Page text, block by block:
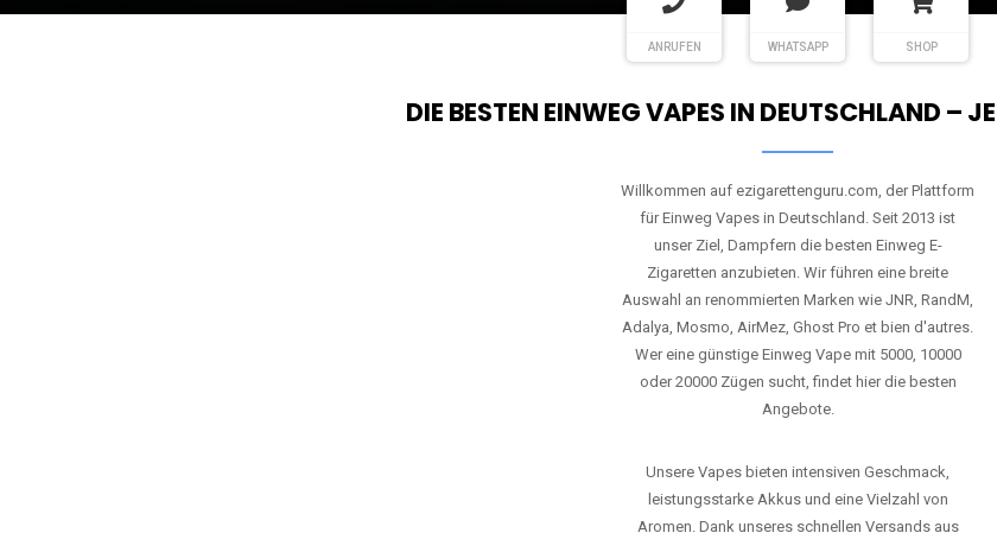
ANRUFEN WHATSAPP SHOP
DIE BESTEN EINWEG VAPES IN DEUTSCHLAND –
Willkommen auf ezigarettenguru.com, der Plattform
für Einweg Vapes in Deutschland. Seit 2013 ist
unser Ziel, Dampfern die besten Einweg E-
Zigaretten anzubieten. Wir führen eine breite
Auswahl an renommierten Marken wie JNR, RandM,
Adalya, Mosmo, AirMez, Ghost Pro et bien d'autres.
Wer eine günstige Einweg Vape mit 5000, 10000
oder 20000 Zügen sucht, findet hier die besten
Angebote.
Unsere Vapes bieten intensiven Geschmack,
leistungsstarke Akkus und eine Vielzahl von
Aromen. Dank unseres schnellen Versands aus